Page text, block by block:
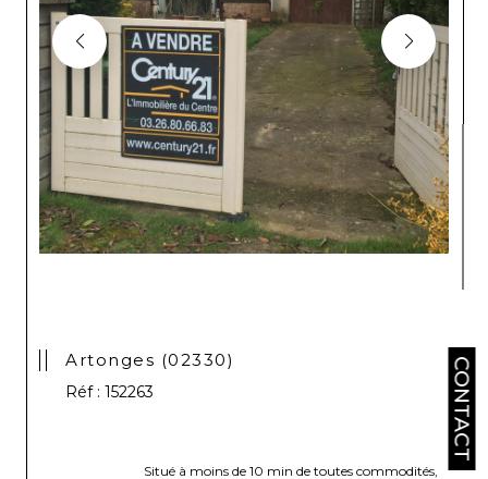
CONTACT
Artonges (02330)
Réf : 152263